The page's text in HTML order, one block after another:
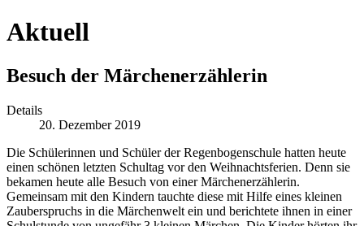
Aktuell
Besuch der Märchenerzählerin
Details
20. Dezember 2019
Die Schülerinnen und Schüler der Regenbogenschule hatten heute
einen schönen letzten Schultag vor den Weihnachtsferien. Denn sie
bekamen heute alle Besuch von einer Märchenerzählerin.
Gemeinsam mit den Kindern tauchte diese mit Hilfe eines kleinen
Zauberspruchs in die Märchenwelt ein und berichtete ihnen in einer